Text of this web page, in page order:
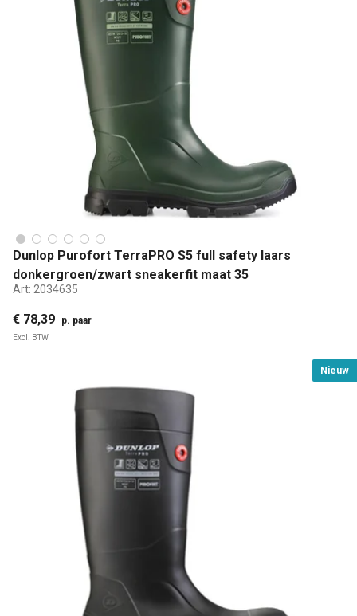
Dunlop Purofort TerraPRO S5 full safety laars
donkergroen/zwart sneakerfit maat 35
Art: 2034635
€ 78,39 p. paar
Excl. BTW
Nieuw